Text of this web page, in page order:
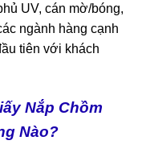
UV, cán mờ/bóng,
ngành hàng cạnh
tiên với khách
Nắp Chồm
Nào?